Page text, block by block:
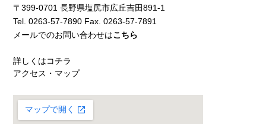
〒399-0701 長野県塩尻市広丘吉田891-1
Tel. 0263-57-7890 Fax. 0263-57-7891
メールでのお問い合わせはこちら
詳しくはコチラ
アクセス・マップ